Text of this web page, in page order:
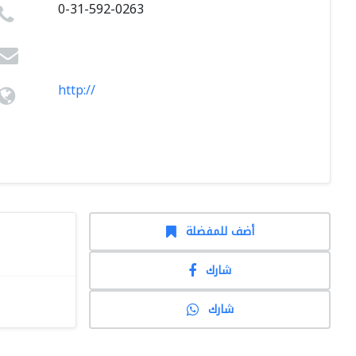
0-31-592-0263
http://
أضف للمفضلة
شارك
شارك